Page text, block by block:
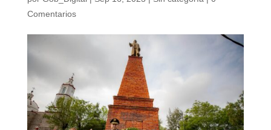
Comentarios